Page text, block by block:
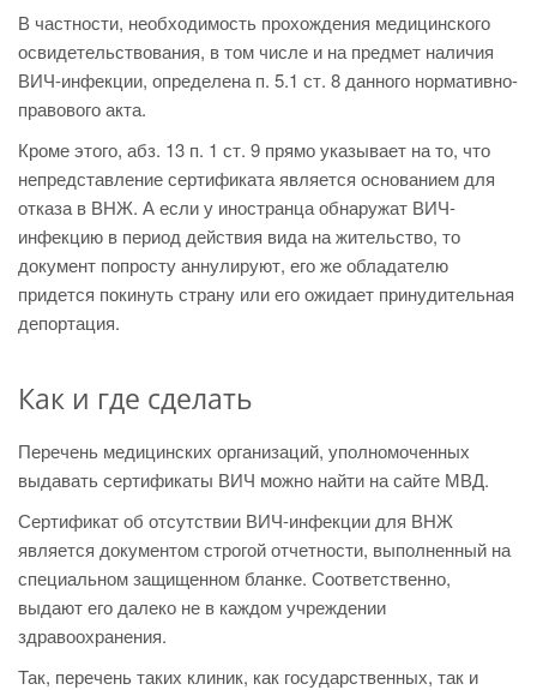
В частности, необходимость прохождения медицинского
освидетельствования, в том числе и на предмет наличия
ВИЧ-инфекции, определена п. 5.1 ст. 8 данного нормативно-
правового акта.
Кроме этого, абз. 13 п. 1 ст. 9 прямо указывает на то, что
непредставление сертификата является основанием для
отказа в ВНЖ. А если у иностранца обнаружат ВИЧ-
инфекцию в период действия вида на жительство, то
документ попросту аннулируют, его же обладателю
придется покинуть страну или его ожидает принудительная
депортация.
Как и где сделать
Перечень медицинских организаций, уполномоченных
выдавать сертификаты ВИЧ можно найти на сайте МВД.
Сертификат об отсутствии ВИЧ-инфекции для ВНЖ
является документом строгой отчетности, выполненный на
специальном защищенном бланке. Соответственно,
выдают его далеко не в каждом учреждении
здравоохранения.
Так, перечень таких клиник, как государственных, так и